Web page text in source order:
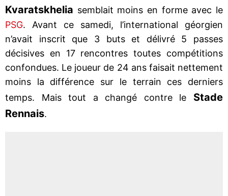
Kvaratskhelia semblait moins en forme avec le
PSG. Avant ce samedi, l’international géorgien
n’avait inscrit que 3 buts et délivré 5 passes
décisives en 17 rencontres toutes compétitions
confondues. Le joueur de 24 ans faisait nettement
moins la différence sur le terrain ces derniers
temps. Mais tout a changé contre le Stade
Rennais.